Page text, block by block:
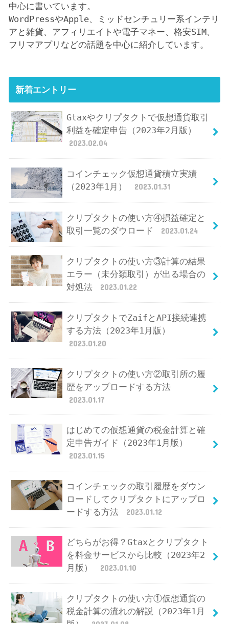
中心に書いています。
WordPressやApple、ミッドセンチュリー系インテリ
アと雑貨、アフィリエイトや電子マネー、格安SIM、
フリマアプリなどの話題を中心に紹介しています。
新着エントリー
Gtaxやクリプタクトで仮想通貨取引
利益を確定申告（2023年2月版）
2023.02.04
コインチェック仮想通貨積立実績
（2023年1月）
2023.01.31
クリプタクトの使い方④損益確定と
取引一覧のダウロード
2023.01.24
クリプタクトの使い方③計算の結果
エラー（未分類取引）が出る場合の
対処法
2023.01.22
クリプタクトでZaifとAPI接続連携
する方法（2023年1月版）
2023.01.20
クリプタクトの使い方②取引所の履
歴をアップロードする方法
2023.01.17
はじめての仮想通貨の税金計算と確
定申告ガイド（2023年1月版）
2023.01.15
コインチェックの取引履歴をダウン
ロードしてクリプタクトにアップロ
ードする方法
2023.01.12
どちらがお得？Gtaxとクリプタクト
を料金サービスから比較（2023年2
月版）
2023.01.10
クリプタクトの使い方①仮想通貨の
税金計算の流れの解説（2023年1月